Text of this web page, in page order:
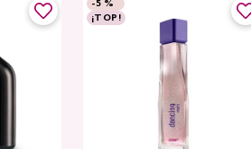
-5 %
¡TOP!